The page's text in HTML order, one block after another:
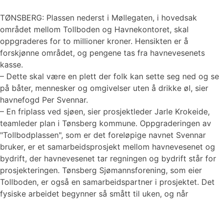
TØNSBERG: Plassen nederst i Møllegaten, i hovedsak
området mellom Tollboden og Havnekontoret, skal
oppgraderes for to millioner kroner. Hensikten er å
forskjønne området, og pengene tas fra havnevesenets
kasse.
– Dette skal være en plett der folk kan sette seg ned og se
på båter, mennesker og omgivelser uten å drikke øl, sier
havnefogd Per Svennar.
– En friplass ved sjøen, sier prosjektleder Jarle Krokeide,
teamleder plan i Tønsberg kommune. Oppgraderingen av
"Tollbodplassen", som er det foreløpige navnet Svennar
bruker, er et samarbeidsprosjekt mellom havnevesenet og
bydrift, der havnevesenet tar regningen og bydrift står for
prosjekteringen. Tønsberg Sjømannsforening, som eier
Tollboden, er også en samarbeidspartner i prosjektet. Det
fysiske arbeidet begynner så smått til uken, og når